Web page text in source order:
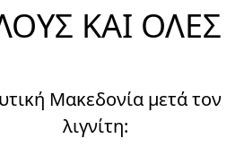
ΚΑΙ ΟΛΕΣ
Μακεδονία μετά τον
λιγνίτη: